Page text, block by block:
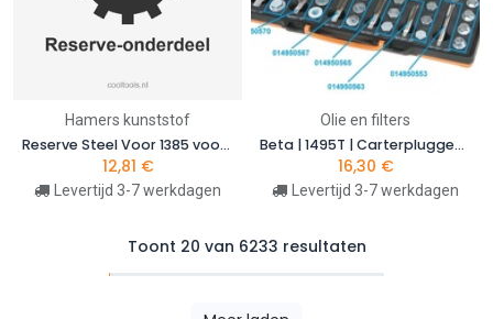
Hamers kunststof
Reserve Steel Voor 1385 voor 1385MR 2000
12,81 €
Levertijd 3-7 werkdagen
Olie en filters
Beta | 1495T | Carterpluggen met opvulringen M13x1,50 voor reparatieset 1495T | 014950513
16,30 €
Levertijd 3-7 werkdagen
Toont 20 van 6233 resultaten